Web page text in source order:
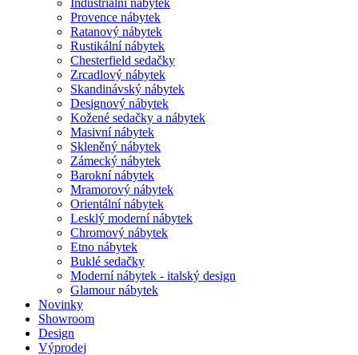
Industriální nábytek
Provence nábytek
Ratanový nábytek
Rustikální nábytek
Chesterfield sedačky
Zrcadlový nábytek
Skandinávský nábytek
Designový nábytek
Kožené sedačky a nábytek
Masivní nábytek
Skleněný nábytek
Zámecký nábytek
Barokní nábytek
Mramorový nábytek
Orientální nábytek
Lesklý moderní nábytek
Chromový nábytek
Etno nábytek
Buklé sedačky
Moderní nábytek - italský design
Glamour nábytek
Novinky
Showroom
Design
Výprodej